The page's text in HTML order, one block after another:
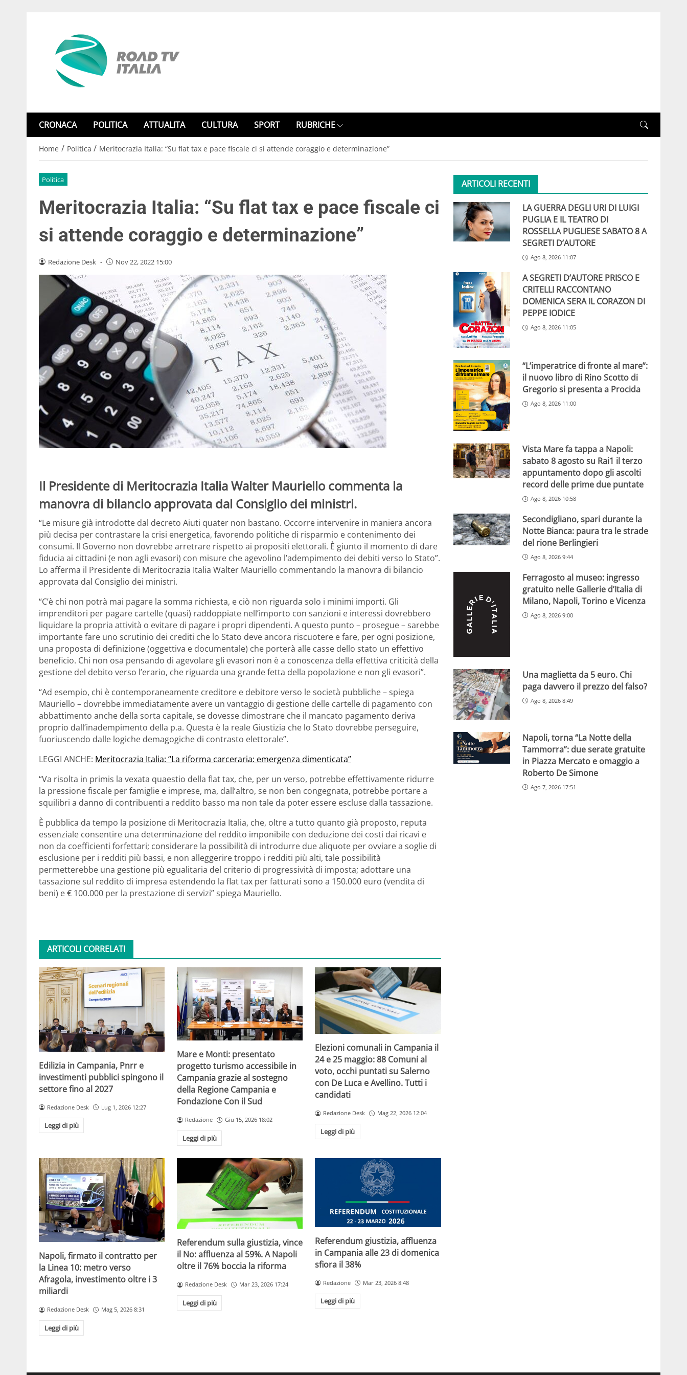
CRONACA POLITICA ATTUALITA CULTURA SPORT RUBRICHE
Home / Politica / Meritocrazia Italia: “Su flat tax e pace fiscale ci si attende coraggio e determinazione”
Politica
Meritocrazia Italia: “Su flat tax e pace fiscale ci
si attende coraggio e determinazione”
Redazione Desk - Nov 22, 2022 15:00
Il Presidente di Meritocrazia Italia Walter Mauriello commenta la
manovra di bilancio approvata dal Consiglio dei ministri.
“Le misure già introdotte dal decreto Aiuti quater non bastano. Occorre intervenire in maniera ancora
più decisa per contrastare la crisi energetica, favorendo politiche di risparmio e contenimento dei
consumi. Il Governo non dovrebbe arretrare rispetto ai propositi elettorali. È giunto il momento di dare
fiducia ai cittadini (e non agli evasori) con misure che agevolino l’adempimento dei debiti verso lo Stato”.
Lo afferma il Presidente di Meritocrazia Italia Walter Mauriello commentando la manovra di bilancio
approvata dal Consiglio dei ministri.
“C’è chi non potrà mai pagare la somma richiesta, e ciò non riguarda solo i minimi importi. Gli
imprenditori per pagare cartelle (quasi) raddoppiate nell’importo con sanzioni e interessi dovrebbero
liquidare la propria attività o evitare di pagare i propri dipendenti. A questo punto – prosegue – sarebbe
importante fare uno scrutinio dei crediti che lo Stato deve ancora riscuotere e fare, per ogni posizione,
una proposta di definizione (oggettiva e documentale) che porterà alle casse dello stato un effettivo
beneficio. Chi non osa pensando di agevolare gli evasori non è a conoscenza della effettiva criticità della
gestione del debito verso l’erario, che riguarda una grande fetta della popolazione e non gli evasori”.
“Ad esempio, chi è contemporaneamente creditore e debitore verso le società pubbliche – spiega
Mauriello – dovrebbe immediatamente avere un vantaggio di gestione delle cartelle di pagamento con
abbattimento anche della sorta capitale, se dovesse dimostrare che il mancato pagamento deriva
proprio dall’inadempimento della p.a. Questa è la reale Giustizia che lo Stato dovrebbe perseguire,
fuoriuscendo dalle logiche demagogiche di contrasto elettorale”.
LEGGI ANCHE: Meritocrazia Italia: “La riforma carceraria: emergenza dimenticata”
“Va risolta in primis la vexata quaestio della flat tax, che, per un verso, potrebbe effettivamente ridurre
la pressione fiscale per famiglie e imprese, ma, dall’altro, se non ben congegnata, potrebbe portare a
squilibri a danno di contribuenti a reddito basso ma non tale da poter essere escluse dalla tassazione.
È pubblica da tempo la posizione di Meritocrazia Italia, che, oltre a tutto quanto già proposto, reputa
essenziale consentire una determinazione del reddito imponibile con deduzione dei costi dai ricavi e
non da coefficienti forfettari; considerare la possibilità di introdurre due aliquote per ovviare a soglie di
esclusione per i redditi più bassi, e non alleggerire troppo i redditi più alti, tale possibilità
permetterebbe una gestione più egualitaria del criterio di progressività di imposta; adottare una
tassazione sul reddito di impresa estendendo la flat tax per fatturati sono a 150.000 euro (vendita di
beni) e € 100.000 per la prestazione di servizi” spiega Mauriello.
ARTICOLI CORRELATI
Edilizia in Campania, Pnrr e
investimenti pubblici spingono il
settore fino al 2027
Redazione Desk Lug 1, 2026 12:27
Leggi di più
Mare e Monti: presentato
progetto turismo accessibile in
Campania grazie al sostegno
della Regione Campania e
Fondazione Con il Sud
Redazione Giu 15, 2026 18:02
Leggi di più
Elezioni comunali in Campania il
24 e 25 maggio: 88 Comuni al
voto, occhi puntati su Salerno
con De Luca e Avellino. Tutti i
candidati
Redazione Desk Mag 22, 2026 12:04
Leggi di più
Napoli, firmato il contratto per
la Linea 10: metro verso
Afragola, investimento oltre i 3
miliardi
Redazione Desk Mag 5, 2026 8:31
Leggi di più
Referendum sulla giustizia, vince
il No: affluenza al 59%. A Napoli
oltre il 76% boccia la riforma
Redazione Desk Mar 23, 2026 17:24
Leggi di più
Referendum giustizia, affluenza
in Campania alle 23 di domenica
sfiora il 38%
Redazione Mar 23, 2026 8:48
Leggi di più
ARTICOLI RECENTI
LA GUERRA DEGLI URI DI LUIGI
PUGLIA E IL TEATRO DI
ROSSELLA PUGLIESE SABATO 8 A
SEGRETI D’AUTORE
Ago 8, 2026 11:07
A SEGRETI D’AUTORE PRISCO E
CRITELLI RACCONTANO
DOMENICA SERA IL CORAZON DI
PEPPE IODICE
Ago 8, 2026 11:05
“L’imperatrice di fronte al mare”:
il nuovo libro di Rino Scotto di
Gregorio si presenta a Procida
Ago 8, 2026 11:00
Vista Mare fa tappa a Napoli:
sabato 8 agosto su Rai1 il terzo
appuntamento dopo gli ascolti
record delle prime due puntate
Ago 8, 2026 10:58
Secondigliano, spari durante la
Notte Bianca: paura tra le strade
del rione Berlingieri
Ago 8, 2026 9:44
Ferragosto al museo: ingresso
gratuito nelle Gallerie d’Italia di
Milano, Napoli, Torino e Vicenza
Ago 8, 2026 9:00
Una maglietta da 5 euro. Chi
paga davvero il prezzo del falso?
Ago 8, 2026 8:49
Napoli, torna “La Notte della
Tammorra”: due serate gratuite
in Piazza Mercato e omaggio a
Roberto De Simone
Ago 7, 2026 17:51